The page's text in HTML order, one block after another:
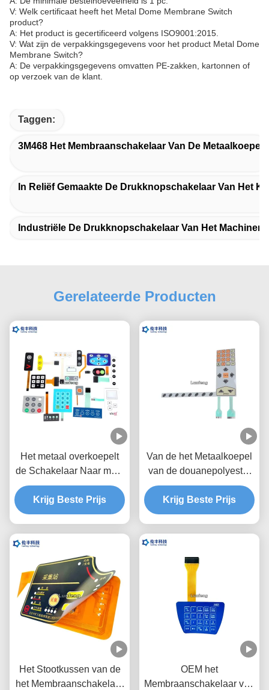
V: Welk certificaat heeft het Metal Dome Membrane Switch
product?
A: Het product is gecertificeerd volgens ISO9001:2015.
V: Wat zijn de verpakkingsgegevens voor het product Metal Dome
Membrane Switch?
A: De verpakkingsgegevens omvatten PE-zakken, kartonnen of
op verzoek van de klant.
Taggen:
3M468 Het Membraanschakelaar Van De Metaalkoepel
In Reliëf Gemaakte De Drukknopschakelaar Van Het
Industriële De Drukknopschakelaar Van Het
Gerelateerde Producten
Het metaal overkoepelt
de Schakelaar Naar maat
gemaakte Steen van het
Membraantoetsenbord/Gl
anzende Knopen
Krijg Beste Prijs
Van de het Metaalkoepel
van de douanepolyester
het Membraanschakelaar,
de Koepelschakelaar van
het Twee Staarten
Krijg Beste Prijs
Het Stootkussen van de
het Membraanschakelaar
OEM het
Membraanschakelaar van